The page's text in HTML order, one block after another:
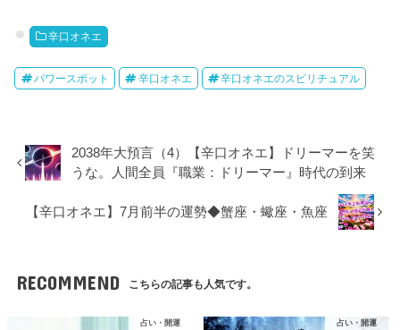
辛口オネエ
パワースポット 辛口オネエ 辛口オネエのスピリチュアル
2038年大預言（4）【辛口オネエ】ドリーマーを笑
うな。人間全員『職業：ドリーマー』時代の到来
【辛口オネエ】7月前半の運勢◆蟹座・蠍座・魚座
RECOMMEND こちらの記事も人気です。
占い・開運 占い・開運